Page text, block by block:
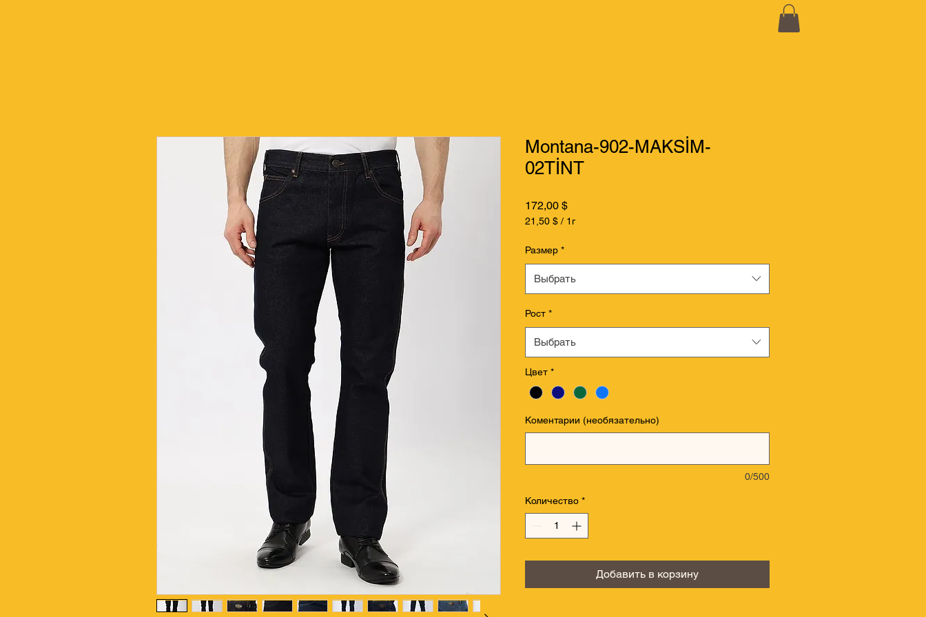
Montana-902-MAKSİM-
02TİNT
172,00 $Цена
21,50 $ / 1г
за
Грамм
Размер *
Выбрать
Рост *
Выбрать
Цвет *
Коментарии (необязательно)
0/500
Количество *
Добавить в корзину